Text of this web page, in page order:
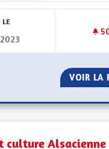
LE
VOIR LA
culture Alsacienne